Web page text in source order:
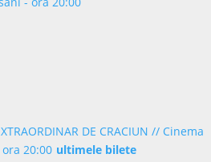
DE CRACIUN // Cinema
20:00 ultimele bilete